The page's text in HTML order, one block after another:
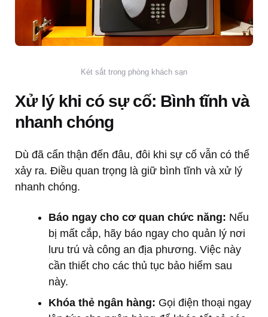
Két sắt trong phòng khách sạn
Xử lý khi có sự cố: Bình tĩnh và
nhanh chóng
Dù đã cẩn thận đến đâu, đôi khi sự cố vẫn có thể
xảy ra. Điều quan trọng là giữ bình tĩnh và xử lý
nhanh chóng.
Báo ngay cho cơ quan chức năng: Nếu
bị mất cắp, hãy báo ngay cho quản lý nơi
lưu trú và công an địa phương. Việc này
cần thiết cho các thủ tục bảo hiểm sau
này.
Khóa thẻ ngân hàng: Gọi điện thoại ngay